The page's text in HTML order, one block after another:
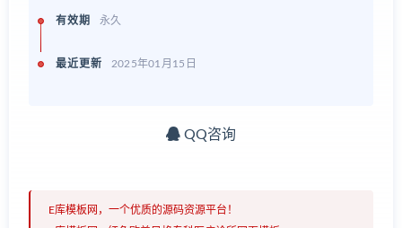
有效期 永久
最近更新 2025年01月15日
QQ咨询
E库模板网，一个优质的源码资源平台！